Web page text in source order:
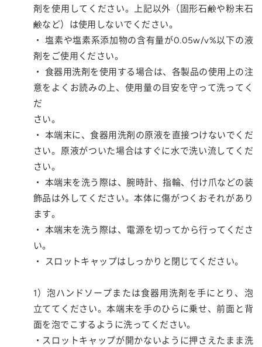
剤を使用してください。上記以外（固形石鹸や粉末石
鹸など）は使用しないでください。
・ 塩素や塩素系添加物の含有量が0.05w/v%以下の液
剤をご使用ください。
・ 食器用洗剤を使用する場合は、各製品の使用上の注
意をよくお読みの上、使用量の目安を守って洗ってく
だ
さい。
・ 本端末に、食器用洗剤の原液を直接つけないでくだ
さい。原液がついた場合はすぐに水で洗い流してくだ
さい。
・ 本端末を洗う際は、腕時計、指輪、付け爪などの装
飾品は外してください。本体に傷がつくおそれがあり
ます。
・ 本端末を洗う際は、電源を切ってから行ってくださ
い。
・ スロットキャップはしっかりと閉じてください。
1）泡ハンドソープまたは食器用洗剤を手にとり、泡
立ててください。本端末を手のひらに乗せ、前面と背
面を泡でこするように洗ってください。
・スロットキャップが開かないように押さえたまま洗